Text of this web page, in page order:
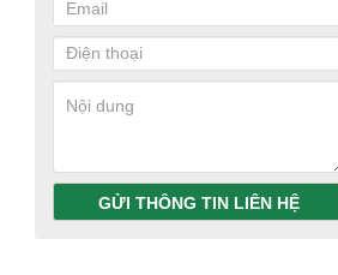
GỬI THÔNG TIN LIÊN HỆ